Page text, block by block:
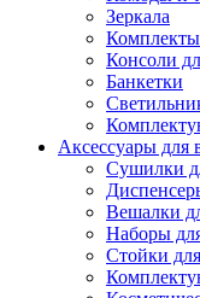
Зеркала
Консоли
Банкетки
Аксессуары для
Сушилки
Вешалки
Наборы
Стойки